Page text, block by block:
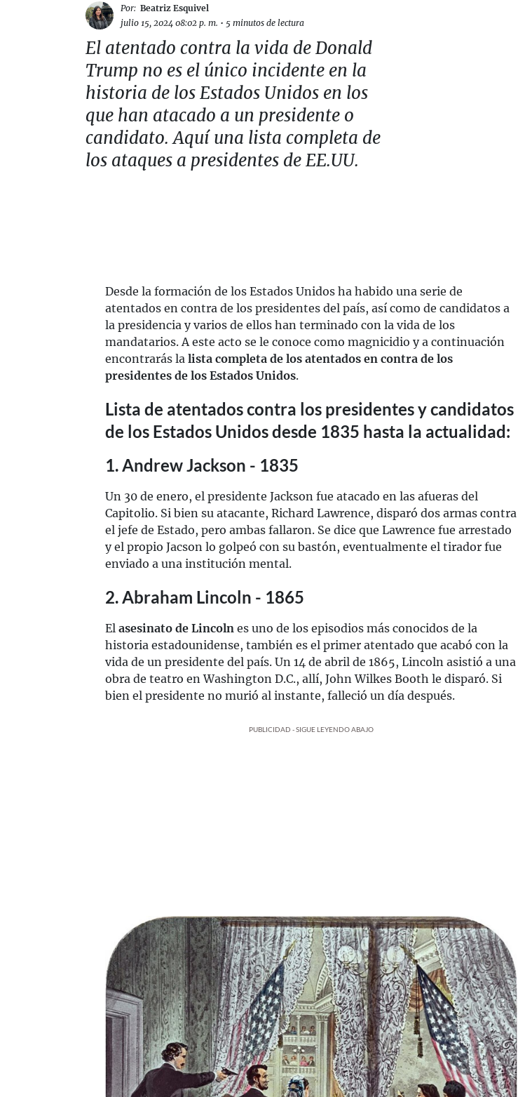
Por: Beatriz Esquivel
julio 15, 2024 08:02 p. m. • 5 minutos de lectura
El atentado contra la vida de Donald
Trump no es el único incidente en la
historia de los Estados Unidos en los
que han atacado a un presidente o
candidato. Aquí una lista completa de
los ataques a presidentes de EE.UU.
Desde la formación de los Estados Unidos ha habido una serie de
atentados en contra de los presidentes del país, así como de candidatos a
la presidencia y varios de ellos han terminado con la vida de los
mandatarios. A este acto se le conoce como magnicidio y a continuación
encontrarás la lista completa de los atentados en contra de los
presidentes de los Estados Unidos.
Lista de atentados contra los presidentes y candidatos
de los Estados Unidos desde 1835 hasta la actualidad:
1. Andrew Jackson - 1835
Un 30 de enero, el presidente Jackson fue atacado en las afueras del
Capitolio. Si bien su atacante, Richard Lawrence, disparó dos armas contra
el jefe de Estado, pero ambas fallaron. Se dice que Lawrence fue arrestado
y el propio Jacson lo golpeó con su bastón, eventualmente el tirador fue
enviado a una institución mental.
2. Abraham Lincoln - 1865
El asesinato de Lincoln es uno de los episodios más conocidos de la
historia estadounidense, también es el primer atentado que acabó con la
vida de un presidente del país. Un 14 de abril de 1865, Lincoln asistió a una
obra de teatro en Washington D.C., allí, John Wilkes Booth le disparó. Si
bien el presidente no murió al instante, falleció un día después.
PUBLICIDAD - SIGUE LEYENDO ABAJO